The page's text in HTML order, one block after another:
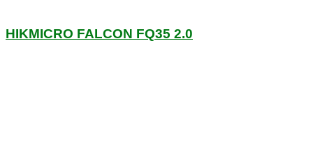
HIKMICRO FALCON FQ35 2.0